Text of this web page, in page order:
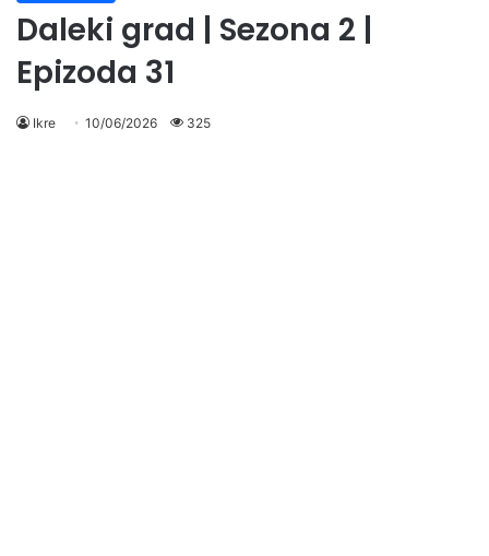
Daleki grad | Sezona 2 |
Epizoda 31
Ikre 10/06/2026 325